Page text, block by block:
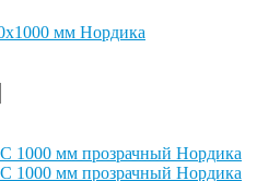
мм Нордика